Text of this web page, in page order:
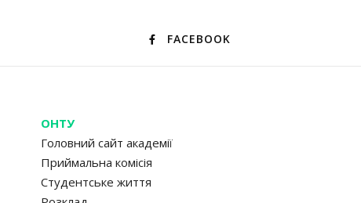
FACEBOOK
ОНТУ
Головний сайт академії
Приймальна комісія
Студентське життя